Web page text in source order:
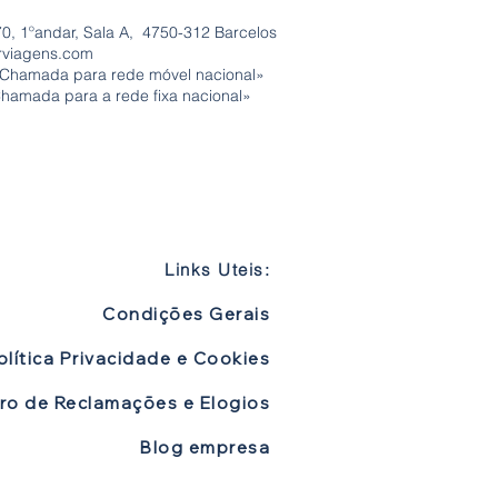
1ºandar, Sala A, 4750-312 Barcelos
para rede móvel nacional»
para a rede fixa nacional»
Links Uteis:
Condições Gerais
Privacidade e Cookies
de Reclamações e Elogios
Blog empresa